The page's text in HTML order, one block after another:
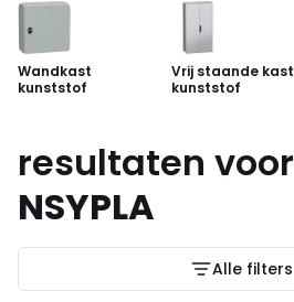
Wandkast
kunststof
Vrij staande kast
kunststof
resultaten voor
NSYPLA
Alle filters